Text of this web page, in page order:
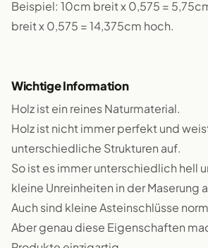
Beispiel: 10cm breit x 0,575 =
breit x 0,575 = 14,375cm hoch.
Wichtige Information
Holz ist ein reines Naturmaterial.
Holz ist nicht immer perfekt und
unterschiedliche Strukturen auf.
So ist es immer unterschiedlich hell
kleine Unreinheiten in der Maserung
Auch sind kleine Asteinschlüsse
Aber genau diese Eigenschaften